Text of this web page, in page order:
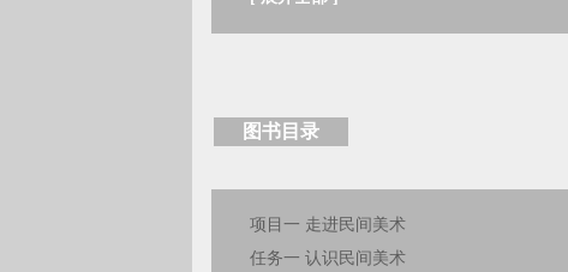
图书目录
项目一 走进民间美术
任务一 认识民间美术